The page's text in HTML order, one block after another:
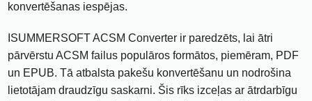
konvertēšanas iespējas.
ISUMMERSOFT ACSM Converter ir paredzēts, lai ātri
pārvērstu ACSM failus populāros formātos, piemēram, PDF
un EPUB. Tā atbalsta pakešu konvertēšanu un nodrošina
lietotājam draudzīgu saskarni. Šis rīks izceļas ar ātrdarbīgu